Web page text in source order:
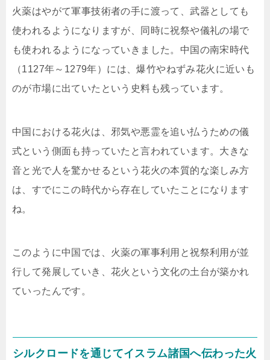
火薬はやがて軍事技術者の手に渡って、武器としても
使われるようになりますが、同時に祝祭や儀礼の場で
も使われるようになっていきました。中国の南宋時代
（1127年～1279年）には、爆竹やねずみ花火に近いも
のが市場に出ていたという史料も残っています。
中国における花火は、邪気や悪霊を追い払うための儀
式という側面も持っていたと言われています。大きな
音と光で人を驚かせるという花火の本質的な楽しみ方
は、すでにこの時代から存在していたことになります
ね。
このように中国では、火薬の軍事利用と祝祭利用が並
行して発展していき、花火という文化の土台が築かれ
ていったんです。
シルクロードを通じてイスラム諸国へ伝わった火